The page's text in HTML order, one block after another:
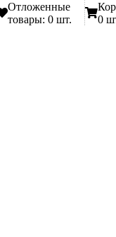
Отложенные
товары: 0 шт.
0